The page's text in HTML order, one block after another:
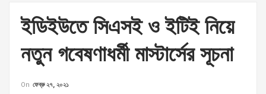
ইডিইউতে সিএসই ও ইটিই নিয়ে
নতুন গবেষণাধর্মী মাস্টার্সের সূচনা
On ফেব্রু ২৭, ২০২১